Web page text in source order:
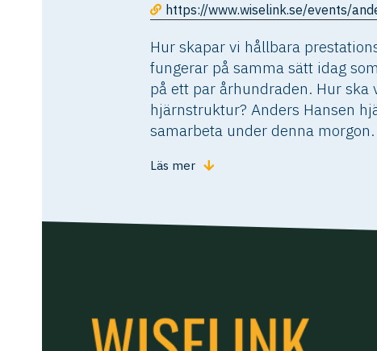
https://www.wiselink.se/events/
Hur skapar vi hållbara
fungerar på samma sätt idag
på ett par århundraden. Hur
hjärnstruktur? Anders Hansen
samarbeta under denna
Läs mer